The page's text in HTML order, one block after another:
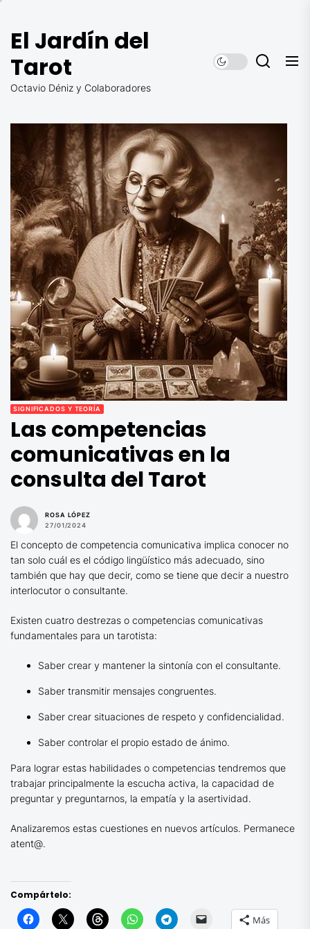
contenido
El Jardín del
Tarot
Octavio Déniz y Colaboradores
SIGNIFICADOS Y TEORÍA
Las competencias
comunicativas en la
consulta del Tarot
ROSA LÓPEZ
27/01/2024
El concepto de competencia comunicativa implica conocer no
tan solo cuál es el código lingüístico más adecuado, sino
también que hay que decir, como se tiene que decir a nuestro
interlocutor o consultante.
Existen cuatro destrezas o competencias comunicativas
fundamentales para un tarotista:
Saber crear y mantener la sintonía con el consultante.
Saber transmitir mensajes congruentes.
Saber crear situaciones de respeto y confidencialidad.
Saber controlar el propio estado de ánimo.
Para lograr estas habilidades o competencias tendremos que
trabajar principalmente la escucha activa, la capacidad de
preguntar y preguntarnos, la empatía y la asertividad.
Analizaremos estas cuestiones en nuevos artículos. Permanece
atent@.
Compártelo:
Más